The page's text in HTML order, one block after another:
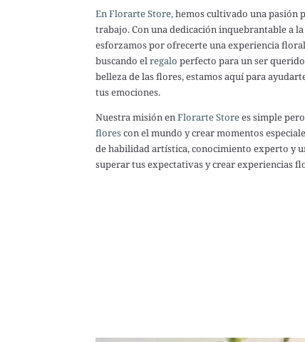
En Florarte Store,hemos cultivado una pasión
trabajo. Con una dedicación inquebrantable a
esforzamos por ofrecerte una experiencia
buscando elregalo perfecto para un ser
belleza de las flores, estamos aquí para
tus emociones.
Nuestra misión enFlorarte Storees simple
florescon el mundo y crear momentos
de habilidad artística, conocimiento experto y
superar tus expectativas y crear experiencias